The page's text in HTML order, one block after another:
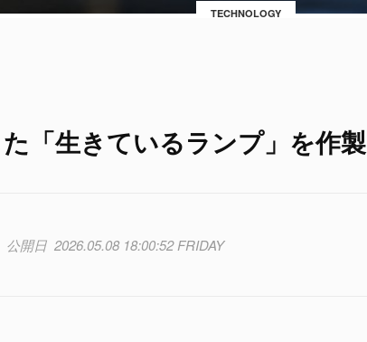
TECHNOLOGY
た「生きているランプ」を作製
2026.05.08 18:00:52 FRIDAY